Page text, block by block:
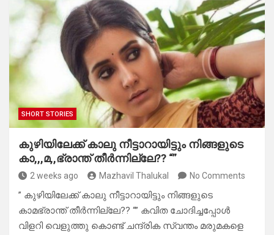
SHORT STORIES
കുഴിയിലേക്ക് കാലു നീട്ടാറായിട്ടും നിങ്ങളുടെ
കാ,,,മ,,ഭ്രാന്ത് തീർന്നില്ലേ?? “”
2 weeks ago Mazhavil Thalukal No Comments
” കുഴിയിലേക്ക് കാലു നീട്ടാറായിട്ടും നിങ്ങളുടെ
കാമഭ്രാന്ത് തീർന്നില്ലേ?? “” കവിത ചോദിച്ചപ്പോൾ
വിളറി വെളുത്തു കൊണ്ട് ചന്ദ്രിക സ്വന്തം മരുമകളെ